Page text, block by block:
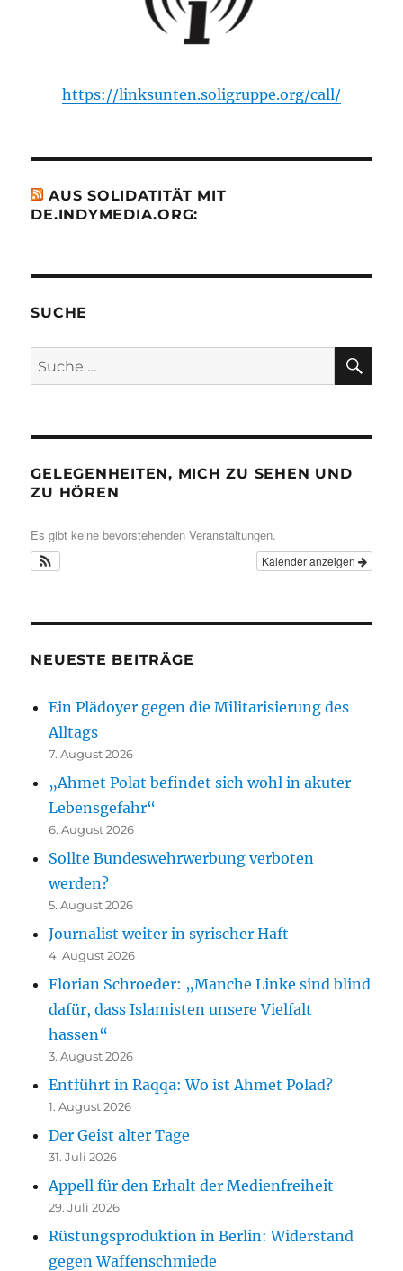
https://linksunten.soligruppe.org/call/
AUS SOLIDATITÄT MIT
DE.INDYMEDIA.ORG:
SUCHE
Suche
nach:
GELEGENHEITEN, MICH ZU SEHEN UND
ZU HÖREN
Es gibt keine bevorstehenden Veranstaltungen.
Kalender anzeigen
NEUESTE BEITRÄGE
Ein Plädoyer gegen die Militarisierung des
Alltags
7. August 2026
„Ahmet Polat befindet sich wohl in akuter
Lebensgefahr“
6. August 2026
Sollte Bundeswehrwerbung verboten
werden?
5. August 2026
Journalist weiter in syrischer Haft
4. August 2026
Florian Schroeder: „Manche Linke sind blind
dafür, dass Islamisten unsere Vielfalt
hassen“
3. August 2026
Entführt in Raqqa: Wo ist Ahmet Polad?
1. August 2026
Der Geist alter Tage
31. Juli 2026
Appell für den Erhalt der Medienfreiheit
29. Juli 2026
Rüstungsproduktion in Berlin: Widerstand
gegen Waffenschmiede